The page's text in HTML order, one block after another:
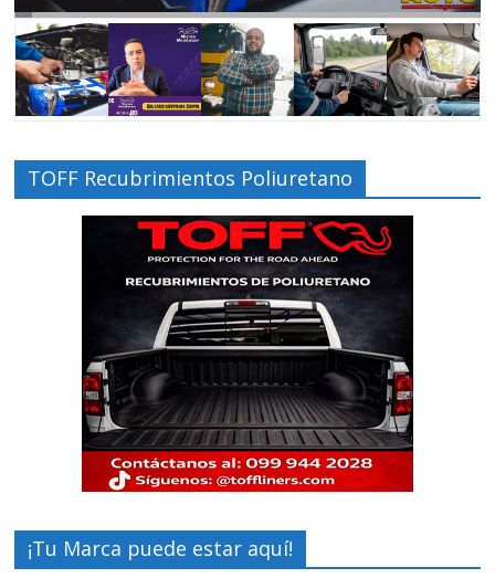
TOFF Recubrimientos Poliuretano
¡Tu Marca puede estar aquí!